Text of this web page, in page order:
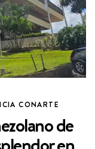
CONARTE
de